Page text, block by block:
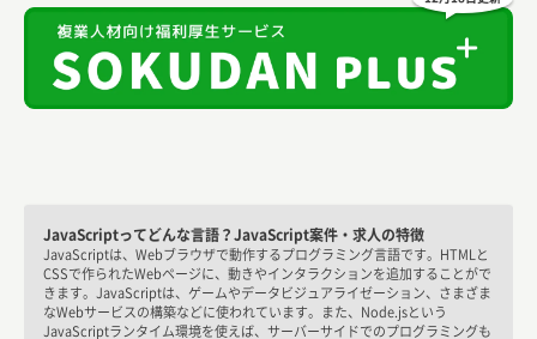
JavaScriptってどんな言語？JavaScript案件・求人の特徴
JavaScriptは、Webブラウザで動作するプログラミング言語です。HTMLと
CSSで作られたWebページに、動きやインタラクションを追加することがで
きます。JavaScriptは、ゲームやデータビジュアライゼーション、さまざま
なWebサービスの構築などに使われています。また、Node.jsという
JavaScriptランタイム環境を使えば、サーバーサイドでのプログラミングも